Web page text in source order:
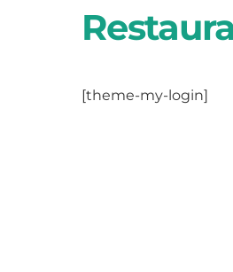
[theme-my-login]